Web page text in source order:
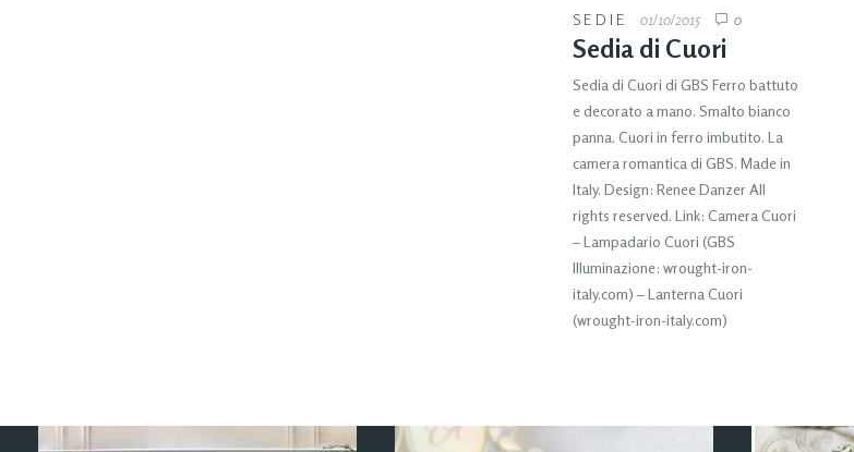
SEDIE
01/10/2015 0
Sedia di Cuori
Sedia di Cuori di GBS Ferro battuto
e decorato a mano. Smalto bianco
panna. Cuori in ferro imbutito. La
camera romantica di GBS. Made in
Italy. Design: Renee Danzer All
rights reserved. Link: Camera Cuori
– Lampadario Cuori (GBS
Illuminazione: wrought-iron-
italy.com) – Lanterna Cuori
(wrought-iron-italy.com)